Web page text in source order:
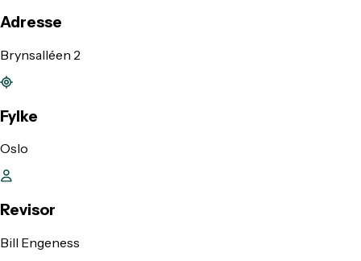
Adresse
Brynsalléen 2
Fylke
Oslo
Revisor
Bill Engeness